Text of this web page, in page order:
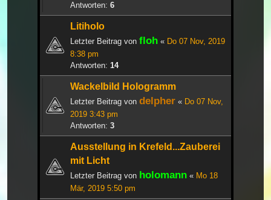
Antworten: 6
Litiholo
Letzter Beitrag von floh « Do 07 Nov, 2019
8:38 pm
Antworten: 14
Wackelbild Hologramm
Letzter Beitrag von delpher « Do 07 Nov,
2019 3:43 pm
Antworten: 3
Ausstellung in Krefeld...Zauberei
mit Licht
Letzter Beitrag von holomann « Mo 18
Mär, 2019 5:50 pm